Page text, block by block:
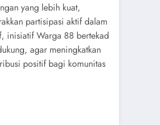
yang lebih kuat,
partisipasi aktif dalam
inisiatif Warga 88 bertekad
agar meningkatkan
positif bagi komunitas